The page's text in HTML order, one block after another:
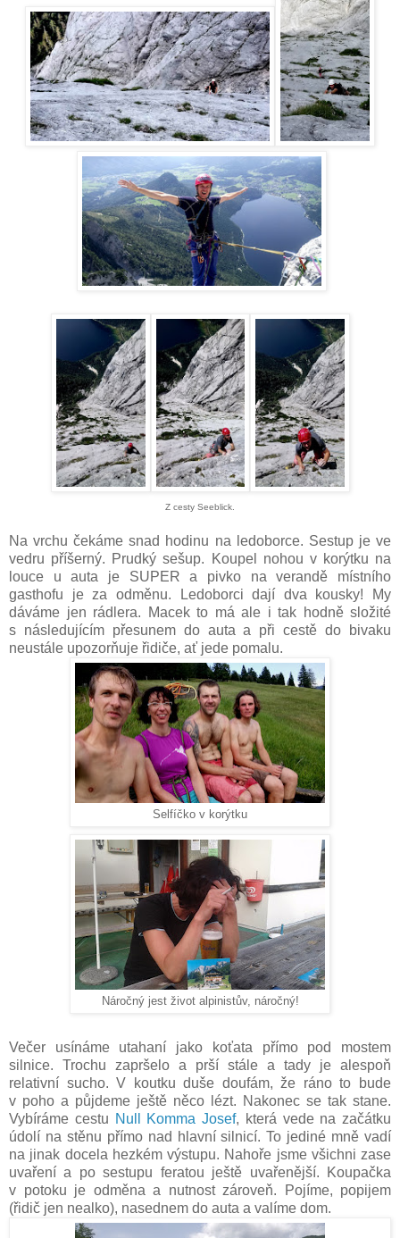
Z cesty Seeblick.
Na vrchu čekáme snad hodinu na ledoborce. Sestup je ve
vedru příšerný. Prudký sešup. Koupel nohou v korýtku na
louce u auta je SUPER a pivko na verandě místního
gasthofu je za odměnu. Ledoborci dají dva kousky! My
dáváme jen rádlera. Macek to má ale i tak hodně složité
s následujícím přesunem do auta a při cestě do bivaku
neustále upozorňuje řidiče, ať jede pomalu.
Selfíčko v korýtku
Náročný jest život alpinistův, náročný!
Večer usínáme utahaní jako koťata přímo pod mostem
silnice. Trochu zapršelo a prší stále a tady je alespoň
relativní sucho. V koutku duše doufám, že ráno to bude
v poho a půjdeme ještě něco lézt. Nakonec se tak stane.
Vybíráme cestu Null Komma Josef, která vede na začátku
údolí na stěnu přímo nad hlavní silnicí. To jediné mně vadí
na jinak docela hezkém výstupu. Nahoře jsme všichni zase
uvaření a po sestupu feratou ještě uvařenější. Koupačka
v potoku je odměna a nutnost zároveň. Pojíme, popijem
(řidič jen nealko), nasednem do auta a valíme dom.